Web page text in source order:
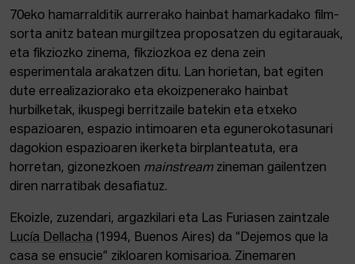
70eko hamarralditik aurrerako hainbat hamarkadako film-
sorta anitz batean murgiltzea proposatzen du egitarauak,
eta fikziozko zinema, fikziozkoa ez dena zein
esperimentala arakatzen ditu. Lan horietan, bat egiten
dute errealizaziorako eta ekoizpenerako hainbat
hurbilketak, ikuspegi berritzaile batekin eta etxeko
espazioaren, espazio intimoaren eta egunerokotasunari
dagokion espazioaren ikerketa birplanteatuta, era
horretan, gizonezkoen mainstream zineman gailentzen
diren narratibak desafiatuz.
Ekoizle, zuzendari, argazkilari eta Las Furiasen zaintzale
Lucía Dellacha (1994, Buenos Aires) da “Dejemos que la
casa se ensucie” zikloaren komisarioa. Zinemaren